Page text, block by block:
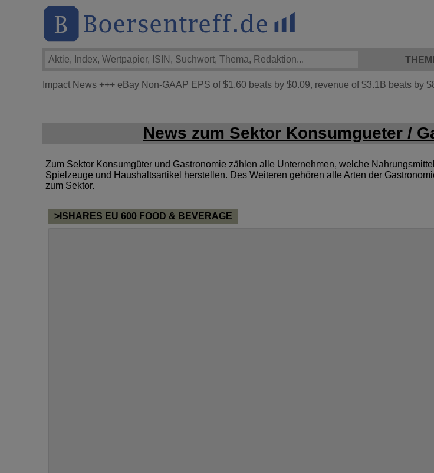
Impact News +++ eBay Non-GAAP EPS of $1.60 beats by $0.09, revenue of $3.1B beats by
News zum Sektor Konsumgueter /
Zum Sektor Konsumgüter und Gastronomie zählen alle Unternehmen, welche
Spielzeuge und Haushaltsartikel herstellen. Des Weiteren gehören alle Arten der
zum Sektor.
>ISHARES EU 600 FOOD & BEVERAGE